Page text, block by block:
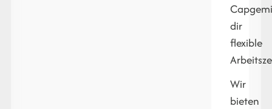
dir
flexible
Wir
bieten